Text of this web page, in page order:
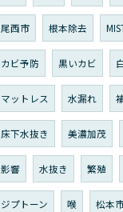
尾西市 根本除去
カビ予防 黒いカビ
マットレス 水漏れ
床下水抜き 美濃加茂
影響 水抜き 繁殖
ジプトーン 喉 松本